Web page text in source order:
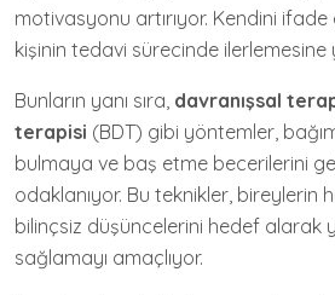
motivasyonu artırıyor. Kendini ifade
kişinin tedavi sürecinde ilerlemesine
Bunların yanı sıra, davranışsal
terapisi (BDT) gibi yöntemler,
bulmaya ve baş etme becerilerini
odaklanıyor. Bu teknikler, bireylerin
bilinçsiz düşüncelerini hedef alarak
sağlamayı amaçlıyor.